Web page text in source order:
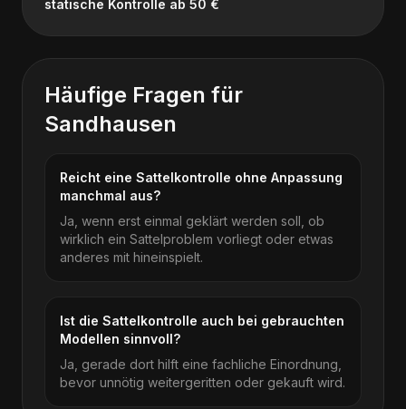
statische Kontrolle ab 50 €
Häufige Fragen für
Sandhausen
Reicht eine Sattelkontrolle ohne Anpassung
manchmal aus?
Ja, wenn erst einmal geklärt werden soll, ob
wirklich ein Sattelproblem vorliegt oder etwas
anderes mit hineinspielt.
Ist die Sattelkontrolle auch bei gebrauchten
Modellen sinnvoll?
Ja, gerade dort hilft eine fachliche Einordnung,
bevor unnötig weitergeritten oder gekauft wird.